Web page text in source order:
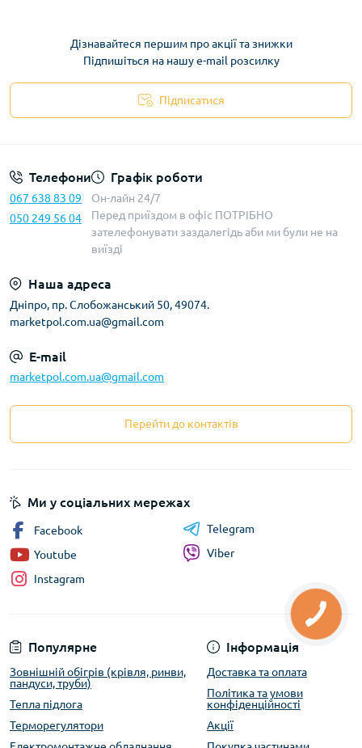
Дізнавайтеся першим про акції та знижки
Підпишіться на нашу e-mail розсилку
Підписатися
Телефони
067 638 83 09
050 249 56 04
Графік роботи
Он-лайн 24/7
Перед приїздом в офіс ПОТРІБНО
зателефонувати заздалегідь аби ми були не на
виїзді
Наша адреса
Дніпро, пр. Слобожанський 50, 49074.
marketpol.com.ua@gmail.com
E-mail
marketpol.com.ua@gmail.com
Перейти до контактів
Популярне
Зовнішній обігрів (крівля, ринви,
пандуси, труби)
Тепла підлога
Терморегулятори
Інформація
Доставка та оплата
Політика та умови
конфіденційності
Акції
Ми у соціальних мережах
Facebook
Youtube
Instagram
Telegram
Viber